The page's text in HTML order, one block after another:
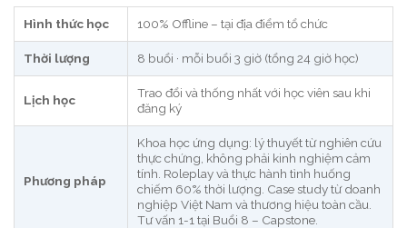
Hình thức học 100% Offline – tại địa điểm tổ chức
Thời lượng 8 buổi · mỗi buổi 3 giờ (tổng 24 giờ học)
Lịch học
Trao đổi và thống nhất với học viên sau khi
đăng ký
Phương pháp
Khoa học ứng dụng: lý thuyết từ nghiên cứu
thực chứng, không phải kinh nghiệm cảm
tính. Roleplay và thực hành tình huống
chiếm 60% thời lượng. Case study từ doanh
nghiệp Việt Nam và thương hiệu toàn cầu.
Tư vấn 1-1 tại Buổi 8 – Capstone.